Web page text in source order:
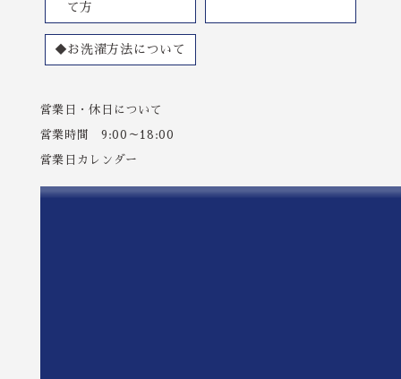
て方
◆お洗濯方法について
営業日・休日について
営業時間 9:00～18:00
営業日カレンダー